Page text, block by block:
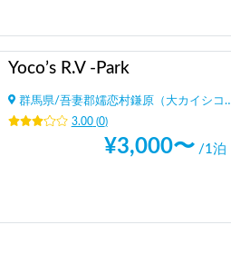
Yoco’s R.V -Park
群馬県/吾妻郡嬬恋村鎌原（大カイシコ）
3.00(0)
¥3,000〜 /1泊